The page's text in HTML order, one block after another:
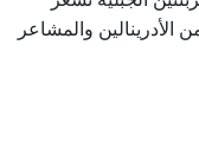
والمشاعر